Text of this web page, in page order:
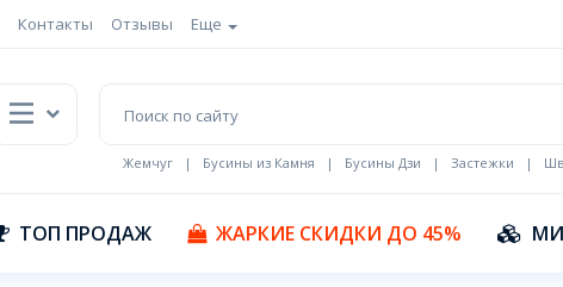
Контакты Отзывы Еще
Жемчуг | Бусины из Камня | Бусины Дзи | Застежки |
ТОП ПРОДАЖ ЖАРКИЕ СКИДКИ ДО 45%